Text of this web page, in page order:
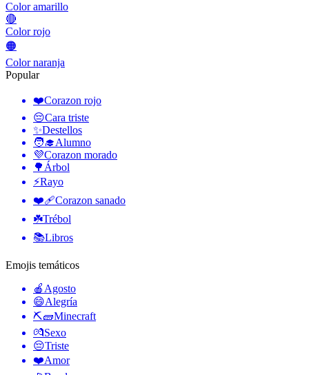
Color amarillo
🔴
Color rojo
🟠
Color naranja
Popular
❤️Corazon rojo
😔Cara triste
✨Destellos
🧑‍🎓Alumno
💜Corazon morado
🌳 Árbol
⚡Rayo
❤️‍🩹Corazon sanado
☘️Trébol
📚Libros
Emojis temáticos
🍎 Agosto
😄Alegría
⛏🧱Minecraft
💏Sexo
😔Triste
❤️Amor